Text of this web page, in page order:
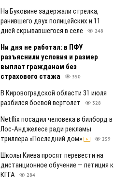
На Буковине задержали стрелка,
ранившего двух полицейских и 11
дней скрывавшегося в селе
248
Ни дня не работал: в ПФУ
разъяснили условия и размер
выплат гражданам без
страхового стажа
350
В Кировоградской области 31 июля
разбился боевой вертолет
328
Netflix посадил человека в билборд в
Лос-Анджелесе ради рекламы
триллера «Последний дом»
259
Школы Киева просят перевести на
дистанционное обучение — петиция к
КГГА
284